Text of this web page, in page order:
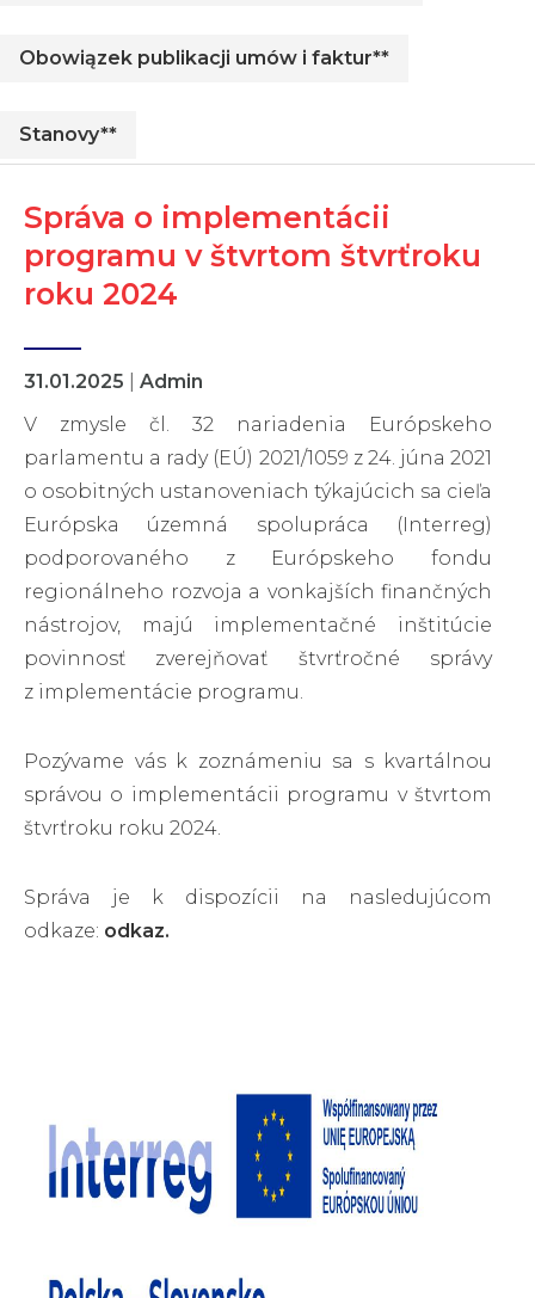
Obowiązek publikacji umów i faktur**
Stanovy**
Správa o implementácii
programu v štvrtom štvrťroku
roku 2024
31.01.2025
Admin
V zmysle čl. 32 nariadenia Európskeho
parlamentu a rady (EÚ) 2021/1059 z 24. júna 2021
o osobitných ustanoveniach týkajúcich sa cieľa
Európska územná spolupráca (Interreg)
podporovaného z Európskeho fondu
regionálneho rozvoja a vonkajších finančných
nástrojov, majú implementačné inštitúcie
povinnosť zverejňovať štvrťročné správy
z implementácie programu.
Pozývame vás k zoznámeniu sa s kvartálnou
správou o implementácii programu v štvrtom
štvrťroku roku 2024.
Správa je k dispozícii na nasledujúcom
odkaze: odkaz.